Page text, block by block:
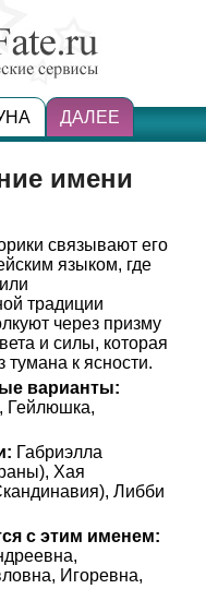
ДАЛЕЕ
имени
связывают его
языком, где
традиции
через призму
и силы, которая
тумана к ясности.
варианты:
Гейлюшка,
Габриэлла
Хая
Либби
с этим именем:
Игоревна,